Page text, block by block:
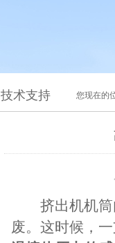
技术支持 您现在的
挤出机机筒
废。这时候，